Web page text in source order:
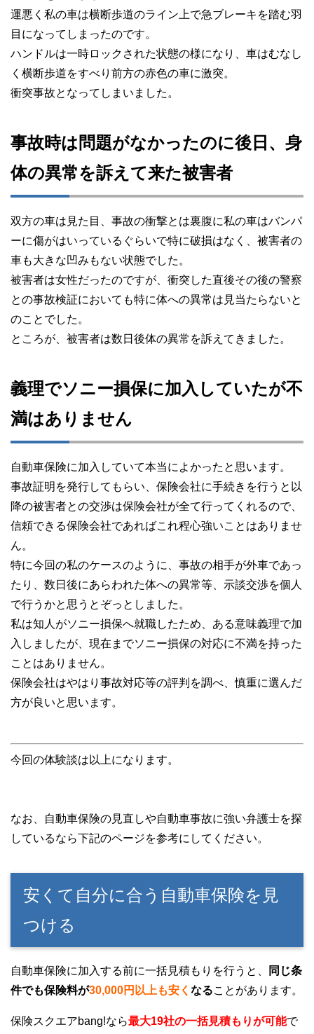
運悪く私の車は横断歩道のライン上で急ブレーキを踏む羽
目になってしまったのです。
ハンドルは一時ロックされた状態の様になり、車はむなし
く横断歩道をすべり前方の赤色の車に激突。
衝突事故となってしまいました。
事故時は問題がなかったのに後日、身
体の異常を訴えて来た被害者
双方の車は見た目、事故の衝撃とは裏腹に私の車はバンパ
ーに傷がはいっているぐらいで特に破損はなく、被害者の
車も大きな凹みもない状態でした。
被害者は女性だったのですが、衝突した直後その後の警察
との事故検証においても特に体への異常は見当たらないと
のことでした。
ところが、被害者は数日後体の異常を訴えてきました。
義理でソニー損保に加入していたが不
満はありません
自動車保険に加入していて本当によかったと思います。
事故証明を発行してもらい、保険会社に手続きを行うと以
降の被害者との交渉は保険会社が全て行ってくれるので、
信頼できる保険会社であればこれ程心強いことはありませ
ん。
特に今回の私のケースのように、事故の相手が外車であっ
たり、数日後にあらわれた体への異常等、示談交渉を個人
で行うかと思うとぞっとしました。
私は知人がソニー損保へ就職したため、ある意味義理で加
入しましたが、現在までソニー損保の対応に不満を持った
ことはありません。
保険会社はやはり事故対応等の評判を調べ、慎重に選んだ
方が良いと思います。
今回の体験談は以上になります。
なお、自動車保険の見直しや自動車事故に強い弁護士を探
しているなら下記のページを参考にしてください。
安くて自分に合う自動車保険を見
つける
自動車保険に加入する前に一括見積もりを行うと、
同じ条
件でも保険料が30,000円以上も安く なることがあります。
保険スクエアbang!なら最大19社の一括見積もりが可能で